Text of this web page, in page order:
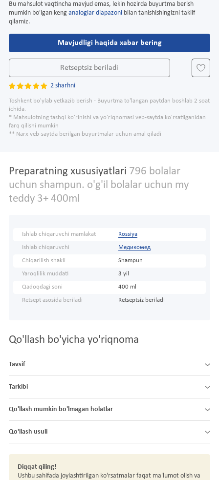
Bu mahsulot vaqtincha mavjud emas, lekin hozirda buyurtma berish
mumkin bo'lgan keng analoglar diapazoni bilan tanishishingizni taklif
qilamiz.
Mavjudligi haqida xabar bering
Retseptsiz beriladi
2 sharhni
Toshkent bo'ylab yetkazib berish - Buyurtma to'langan paytdan boshlab 2 soat
ichida.
* Mahsulotning tashqi ko'rinishi va yo'riqnomasi veb-saytda ko'rsatilganidan
farq qilishi mumkin
** Narx veb-saytda berilgan buyurtmalar uchun amal qiladi
Preparatning xususiyatlari 796 bolalar
uchun shampun. o'g'il bolalar uchun my
teddy 3+ 400ml
Ishlab chiqaruvchi mamlakat Rossiya
Ishlab chiqaruvchi Медикомед
Chiqarilish shakli Shampun
Yaroqlilik muddati 3 yil
Qadoqdagi soni 400 ml
Retsept asosida beriladi Retseptsiz beriladi
Qo'llash bo'yicha yo'riqnoma
Tavsif
Tarkibi
Qo'llash mumkin bo'lmagan holatlar
Qo'llash usuli
Diqqat qiling!
Ushbu sahifada joylashtirilgan ko'rsatmalar faqat ma'lumot olish va